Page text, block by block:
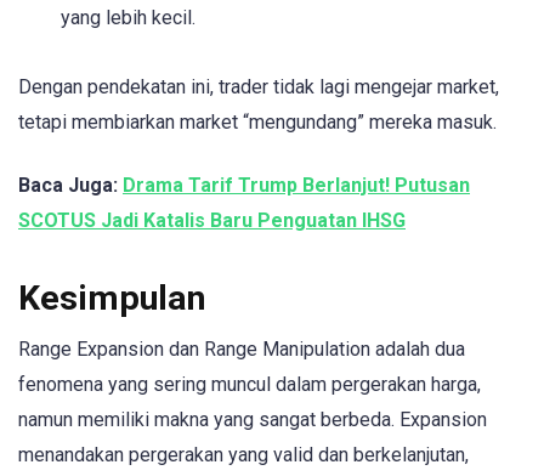
yang lebih kecil.
Dengan pendekatan ini, trader tidak lagi mengejar market,
tetapi membiarkan market “mengundang” mereka masuk.
Baca Juga: Drama Tarif Trump Berlanjut! Putusan
SCOTUS Jadi Katalis Baru Penguatan IHSG
Kesimpulan
Range Expansion dan Range Manipulation adalah dua
fenomena yang sering muncul dalam pergerakan harga,
namun memiliki makna yang sangat berbeda. Expansion
menandakan pergerakan yang valid dan berkelanjutan,